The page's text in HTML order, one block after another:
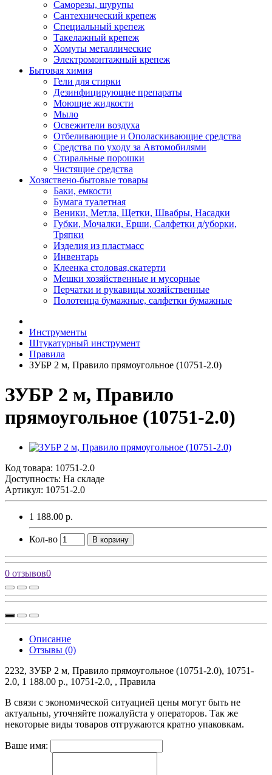
Саморезы, шурупы
Сантехнический крепеж
Специальный крепеж
Такелажный крепеж
Хомуты металлические
Электромонтажный крепеж
Бытовая химия
Гели для стирки
Дезинфицирующие препараты
Моющие жидкости
Мыло
Освежители воздуха
Отбеливающие и Ополаскивающие средства
Средства по уходу за Автомобилями
Стиральные порошки
Чистящие средства
Хозяствено-бытовые товары
Баки, емкости
Бумага туалетная
Веники, Метла, Щетки, Швабры, Насадки
Губки, Мочалки, Ерши, Салфетки д/уборки,
Тряпки
Изделия из пластмасс
Инвентарь
Клеенка столовая,скатерти
Мешки хозяйственные и мусорные
Перчатки и рукавицы хозяйственные
Полотенца бумажные, салфетки бумажные
Инструменты
Штукатурный инструмент
Правила
ЗУБР 2 м, Правило прямоугольное (10751-2.0)
ЗУБР 2 м, Правило
прямоугольное (10751-2.0)
Код товара: 10751-2.0
Доступность: На складе
Артикул: 10751-2.0
1 188.00 р.
Кол-во В корзину
0 отзывов0
Описание
Отзывы (0)
2232, ЗУБР 2 м, Правило прямоугольное (10751-2.0), 10751-
2.0, 1 188.00 р., 10751-2.0, , Правила
В связи с экономической ситуацией цены могут быть не
актуальны, уточняйте пожалуйста у операторов. Так же
некоторые виды товаров отгружаются кратно упаковкам.
Ваше имя: